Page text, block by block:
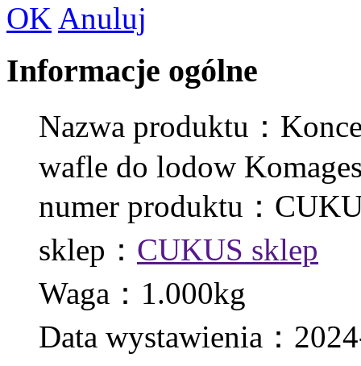
OK Anuluj
Informacje ogólne
Nazwa produktu：
wafle do lodow
numer produktu：
sklep： CUKUS sklep
Waga：1.000kg
Data wystawienia：